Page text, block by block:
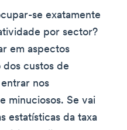
se exatamente
por sector?
em aspectos
dos custos de
nos
minuciosos. Se vai
estatísticas da taxa